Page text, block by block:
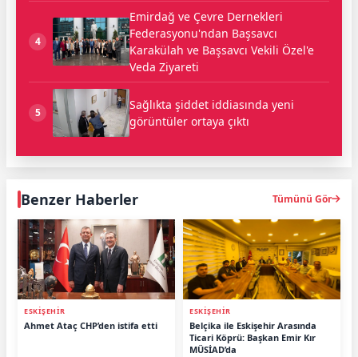
4
Emirdağ ve Çevre Dernekleri
Federasyonu'ndan Başsavcı
Karakülah ve Başsavcı Vekili Özel'e
Veda Ziyareti
5
Sağlıkta şiddet iddiasında yeni
görüntüler ortaya çıktı
Benzer Haberler Tümünü Gör
ESKİŞEHİR
Ahmet Ataç CHP’den istifa etti
ESKİŞEHİR
Belçika ile Eskişehir Arasında
Ticari Köprü: Başkan Emir Kır
MÜSİAD’da